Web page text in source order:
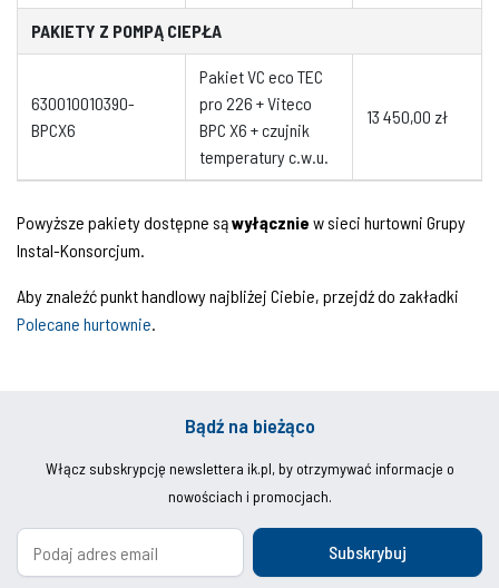
PAKIETY Z POMPĄ CIEPŁA
630010010390-
BPCX6
Pakiet VC eco TEC
pro 226 + Viteco
BPC X6 + czujnik
temperatury c.w.u.
13 450,00 zł
Powyższe pakiety dostępne sąwyłącznie w sieci hurtowni Grupy
Instal-Konsorcjum.
Aby znaleźć punkt handlowy najbliżej Ciebie, przejdź do zakładki
Polecane hurtownie.
Bądź na bieżąco
Włącz subskrypcję newslettera ik.pl, by otrzymywać informacje o
nowościach i promocjach.
Subskrybuj